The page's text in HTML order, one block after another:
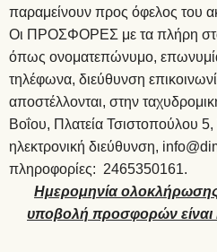
παραμείνουν προς όφελος του
Οι ΠΡΟΣΦΟΡΕΣ με τα πλήρη
όπως ονοματεπώνυμο, επωνυμία
τηλέφωνα, διεύθυνση
αποστέλλονται, στην
Βοΐου, Πλατεία Τσιστοπούλου
ηλεκτρονική διεύθυνση,
πληροφορίες: 2465350161.
Ημερομηνία ολοκλήρωσης
υποβολή προσφορών είναι